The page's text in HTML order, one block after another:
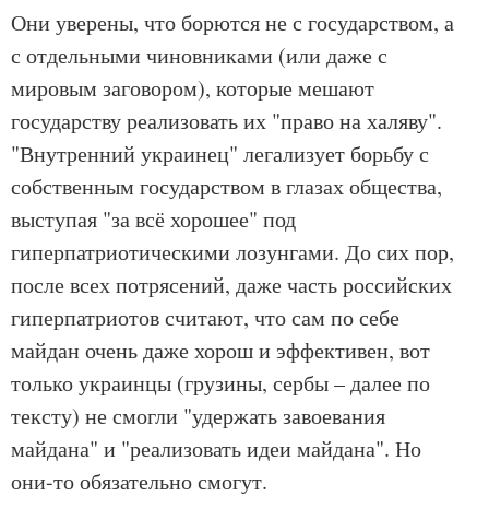
Они уверены, что борются не с государством, а
с отдельными чиновниками (или даже с
мировым заговором), которые мешают
государству реализовать их "право на халяву".
"Внутренний украинец" легализует борьбу с
собственным государством в глазах общества,
выступая "за всё хорошее" под
гиперпатриотическими лозунгами. До сих пор,
после всех потрясений, даже часть российских
гиперпатриотов считают, что сам по себе
майдан очень даже хорош и эффективен, вот
только украинцы (грузины, сербы – далее по
тексту) не смогли "удержать завоевания
майдана" и "реализовать идеи майдана". Но
они-то обязательно смогут.